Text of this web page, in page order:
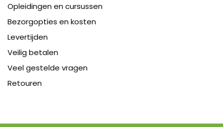
Opleidingen en cursussen
Bezorgopties en kosten
Levertijden
Veilig betalen
Veel gestelde vragen
Retouren